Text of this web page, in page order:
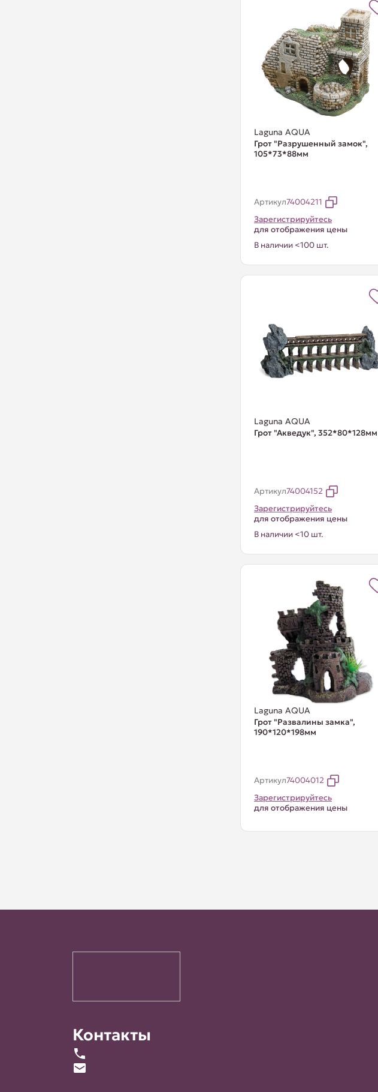
Laguna AQUA
Грот "Разрушенный замок",
105*73*88мм
Артикул74004211
Зарегистрируйтесь
для отображения цены
В наличии <100 шт.
Laguna AQUA
Грот "Акведук", 352*80*128мм
Артикул74004152
Зарегистрируйтесь
для отображения цены
В наличии <10 шт.
Laguna AQUA
Грот "Развалины замка",
190*120*198мм
Артикул74004012
Зарегистрируйтесь
для отображения цены
Контакты